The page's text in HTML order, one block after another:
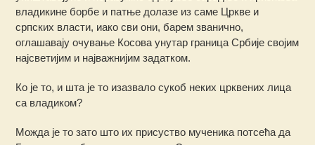
владикине борбе и патње долазе из саме Цркве и
српских власти, иако сви они, барем званично,
оглашавају очување Косова унутар граница Србије својим
најсветијим и најважнијим задатком.
Ко је то, и шта је то изазвало сукоб неких црквених лица
са владиком?
Можда је то зато што их присуство мученика потсећа да